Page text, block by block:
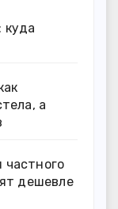
куда
а
частного
дешевле